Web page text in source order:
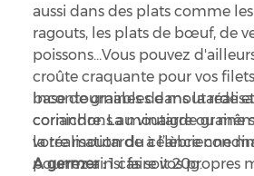
aussi dans des plats comme
ragouts, les plats de bœuf, de
poissons…Vous pouvez
croûte craquante pour vos
base de graines de moutarde
coriandre. La moutarde graine
la réalisation du célèbre
pourrez ainsi faire vos propres
Incontournables dans la
cornichons au vinaigre ou
votre moutarde à l’ancienne
A germer :1 càs soit 20g.